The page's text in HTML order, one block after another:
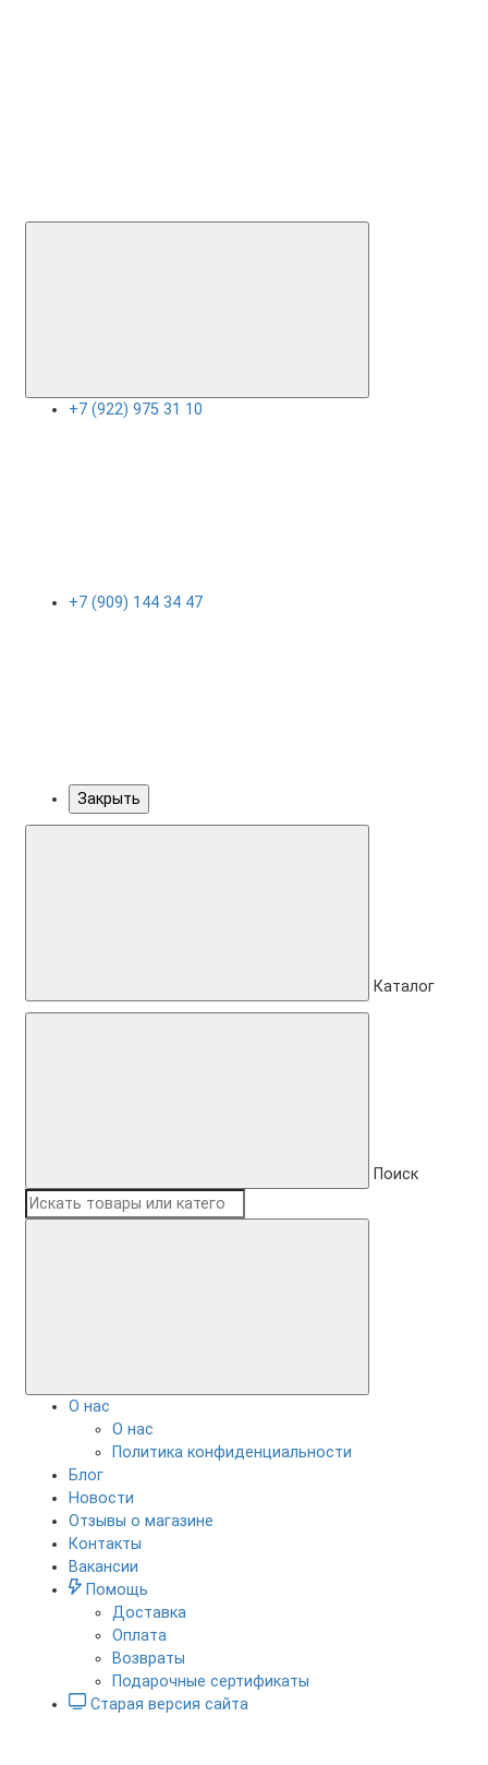
+7 (922) 975 31 10
+7 (909) 144 34 47
Закрыть
Каталог
Поиск
О нас
О нас
Политика конфиденциальности
Блог
Новости
Отзывы о магазине
Контакты
Вакансии
Помощь
Доставка
Оплата
Возвраты
Подарочные сертификаты
Старая версия сайта